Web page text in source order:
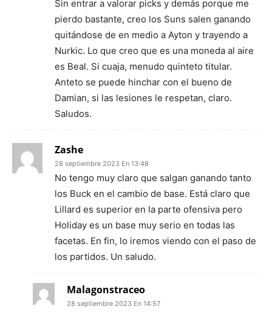
Sin entrar a valorar picks y demás porque me
pierdo bastante, creo los Suns salen ganando
quitándose de en medio a Ayton y trayendo a
Nurkic. Lo que creo que es una moneda al aire
es Beal. Si cuaja, menudo quinteto titular.
Anteto se puede hinchar con el bueno de
Damian, si las lesiones le respetan, claro.
Saludos.
Zashe
28 septiembre 2023 En 13:48
No tengo muy claro que salgan ganando tanto
los Buck en el cambio de base. Está claro que
Lillard es superior en la parte ofensiva pero
Holiday es un base muy serio en todas las
facetas. En fin, lo iremos viendo con el paso de
los partidos. Un saludo.
Malagonstraceo
28 septiembre 2023 En 14:57